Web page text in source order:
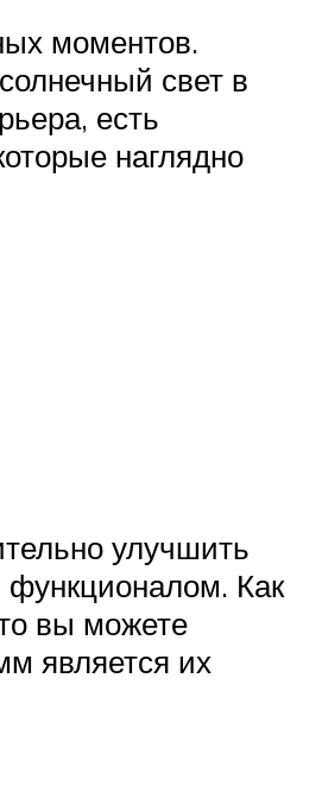
моментов.
свет в
есть
наглядно
улучшить
Как
вы можете
является их